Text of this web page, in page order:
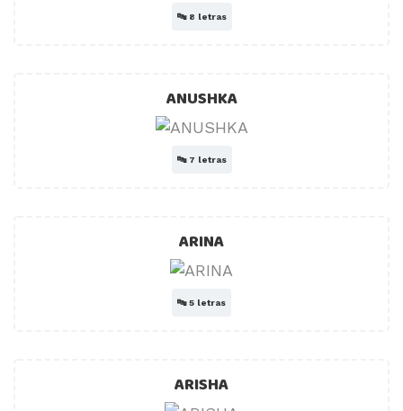
🔤 8 letras
ANUSHKA
🔤 7 letras
ARINA
🔤5 letras
ARISHA